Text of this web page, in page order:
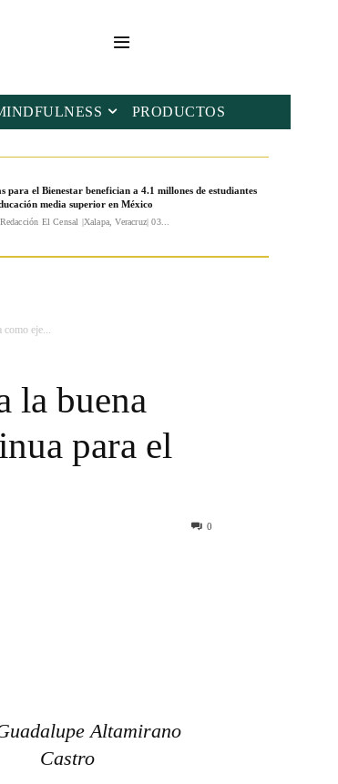
PRODUCTOS
para el Bienestar benefician a 4.1 millones de estudiantes
media superior en México
El Censal |Xalapa, Veracruz| 03...
eje...
la buena
para el
0
Altamirano
Castro